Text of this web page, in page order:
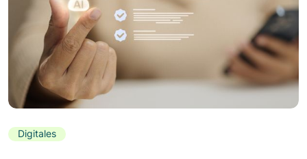
Digitales